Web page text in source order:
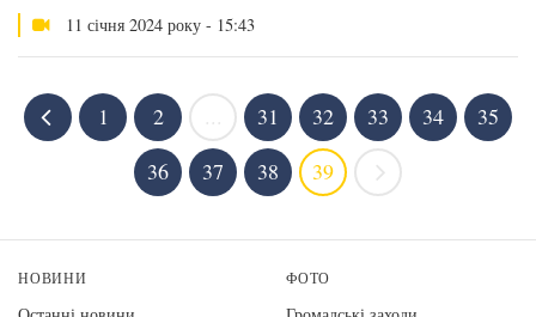
11 січня 2024 року - 15:43
1 2 31 32 33 34
35
36
37 38 39
НОВИНИ ФОТО